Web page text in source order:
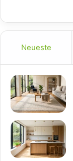
Neueste